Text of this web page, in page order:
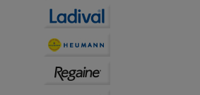
Hierüber lassen sich
die Art und Weise der Nutzung
mit deren Hilfe wir unsere
optimieren können, den Inhalt
aber auch die Werbung auf